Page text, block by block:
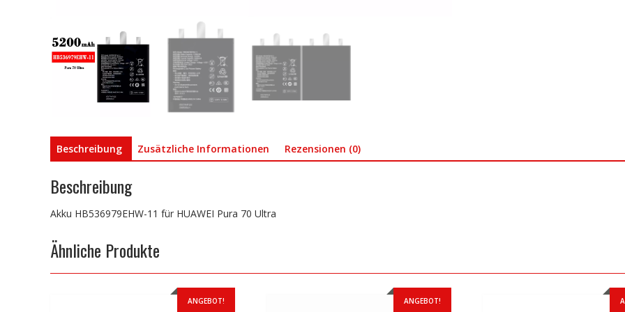
Beschreibung Zusätzliche Informationen Rezensionen (0)
Beschreibung
Akku HB536979EHW-11 für HUAWEI Pura 70 Ultra
Ähnliche Produkte
ANGEBOT! ANGEBOT!